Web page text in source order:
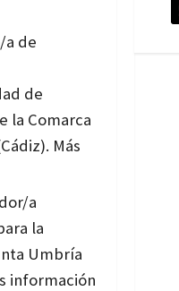
a de
de
la Comarca
Más
a
la
Umbría
información